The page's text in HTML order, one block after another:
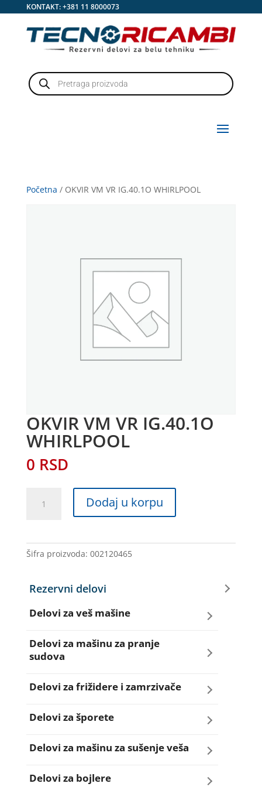
KONTAKT:+381 11 8000073
Products
search
Početna / OKVIR VM VR IG.40.1O WHIRLPOOL
OKVIR VM VR IG.40.1O
WHIRLPOOL
0 RSD
WHIRLPOOL
količina
Dodaj u korpu
Šifra proizvoda: 002120465
Rezervni delovi
Delovi za veš mašine
Amortizeri za veš mašinu
Delovi za mašinu za pranje
sudova
Creva za sudo mašine
Dihtunzi za sudo mašine
Elektroventili za sudo mašine
Filteri za sudo mašine
Delovi za frižidere i zamrzivače
Aqua filteri za frižidere
Dihtunzi za frižidere i zamrzivače
Elektronika za frižidere i zamrzivače
Delovi za šporete
Dihtunzi za šporete
Dugmad za šporete
Delovi za mašinu za sušenje veša
Dihtunzi mašine za sušenje veša
Delovi za bojlere